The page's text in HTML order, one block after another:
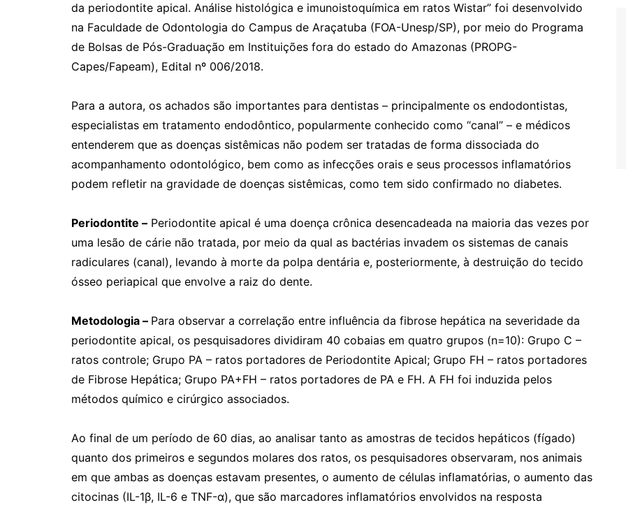
da periodontite apical. Análise histológica e imunoistoquímica em ratos Wistar” foi desenvolvido
na Faculdade de Odontologia do Campus de Araçatuba (FOA-Unesp/SP), por meio do Programa
de Bolsas de Pós-Graduação em Instituições fora do estado do Amazonas (PROPG-
Capes/Fapeam), Edital nº 006/2018.
Para a autora, os achados são importantes para dentistas – principalmente os endodontistas,
especialistas em tratamento endodôntico, popularmente conhecido como “canal” – e médicos
entenderem que as doenças sistêmicas não podem ser tratadas de forma dissociada do
acompanhamento odontológico, bem como as infecções orais e seus processos inflamatórios
podem refletir na gravidade de doenças sistêmicas, como tem sido confirmado no diabetes.
Periodontite – Periodontite apical é uma doença crônica desencadeada na maioria das vezes por
uma lesão de cárie não tratada, por meio da qual as bactérias invadem os sistemas de canais
radiculares (canal), levando à morte da polpa dentária e, posteriormente, à destruição do tecido
ósseo periapical que envolve a raiz do dente.
Metodologia – Para observar a correlação entre influência da fibrose hepática na severidade da
periodontite apical, os pesquisadores dividiram 40 cobaias em quatro grupos (n=10): Grupo C –
ratos controle; Grupo PA – ratos portadores de Periodontite Apical; Grupo FH – ratos portadores
de Fibrose Hepática; Grupo PA+FH – ratos portadores de PA e FH. A FH foi induzida pelos
métodos químico e cirúrgico associados.
Ao final de um período de 60 dias, ao analisar tanto as amostras de tecidos hepáticos (fígado)
quanto dos primeiros e segundos molares dos ratos, os pesquisadores observaram, nos animais
em que ambas as doenças estavam presentes, o aumento de células inflamatórias, o aumento das
citocinas (IL-1β, IL-6 e TNF-α), que são marcadores inflamatórios envolvidos na resposta